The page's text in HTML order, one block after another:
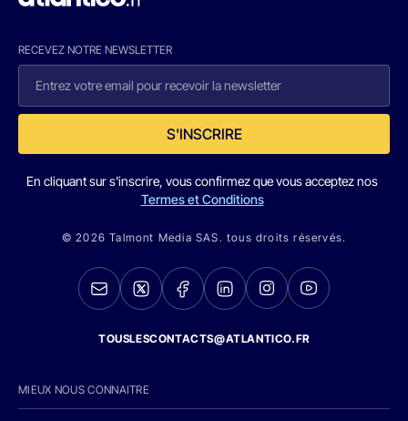
RECEVEZ NOTRE NEWSLETTER
S'INSCRIRE
En cliquant sur s'inscrire, vous confirmez que vous acceptez nos
Termes et Conditions
© 2026 Talmont Media SAS. tous droits réservés.
TOUSLESCONTACTS@ATLANTICO.FR
MIEUX NOUS CONNAITRE